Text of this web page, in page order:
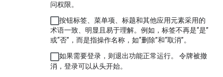
问权限。
按钮标签、菜单项、标题和其他应用元素采用的
术语一致、明显且易于理解。例如，标签不再是“是”
或“否”，而是指操作名称，如“删除”和“取消”。
如果需要登录，则退出功能正常运行。 令牌被撤
消，登录可以从头开始。